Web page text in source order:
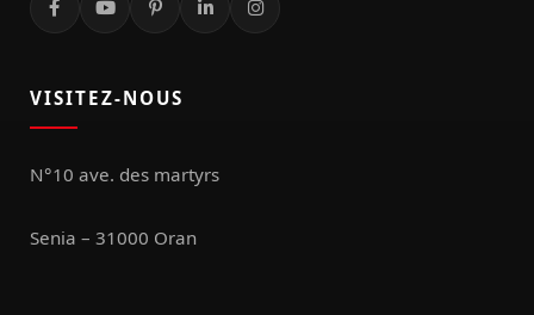
VISITEZ-NOUS
N°10 ave. des martyrs
Senia – 31000 Oran